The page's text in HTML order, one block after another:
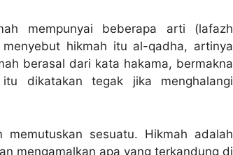
mempunyai beberapa arti (lafazh
hikmah itu al-qadha, artinya
berasal dari kata hakama, bermakna
itu dikatakan tegak jika menghalangi
sesuatu. Hikmah adalah
mengamalkan apa yang terkandung di